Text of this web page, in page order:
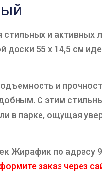
и активных
доски 55 x 14,5 см
и
С этим
в парке, ощущая
Жирафик по адресу
заказ через